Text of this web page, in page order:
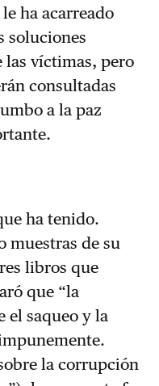
ha acarreado
soluciones
las víctimas, pero
consultadas
a la paz
ha tenido.
muestras de su
libros que
que “la
el saqueo y la
la corrupción